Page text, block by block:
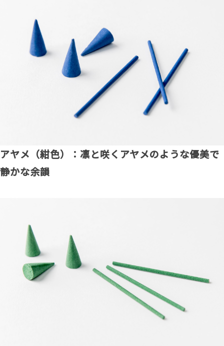
アヤメ（紺色）：凛と咲くアヤメのような優美で
静かな余韻